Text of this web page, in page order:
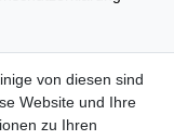
HL-
von diesen sind
Website und Ihre
zu Ihren